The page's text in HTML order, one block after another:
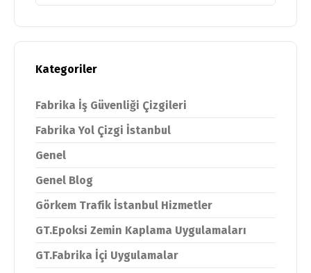
Kategoriler
Fabrika İş Güvenliği Çizgileri
Fabrika Yol Çizgi İstanbul
Genel
Genel Blog
Görkem Trafik İstanbul Hizmetler
GT.Epoksi Zemin Kaplama Uygulamaları
GT.Fabrika İçi Uygulamalar